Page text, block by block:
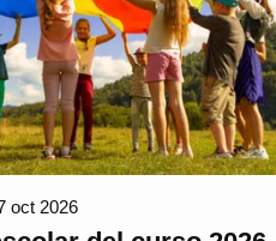
oct 2026